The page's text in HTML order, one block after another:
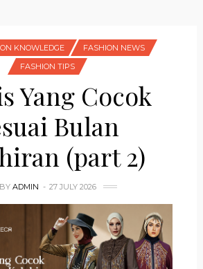
KNOWLEDGE
FASHION NEWS
FASHION TIPS
Yang Cocok
Bulan
(part 2)
BY ADMIN 27 JULY 2026